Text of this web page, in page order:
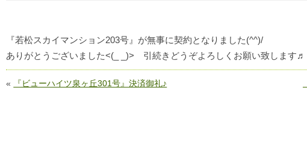
『若松スカイマンション203号』が無事に契約となりました(^^)/
ありがとうございました<(_ _)> 引続きどうぞよろしくお願い致します♬
« 『ビューハイツ泉ヶ丘301号』決済御礼♪